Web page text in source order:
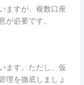
ますが、複数口座
が必要です。
ます。ただし、仮
理を徹底しましょ